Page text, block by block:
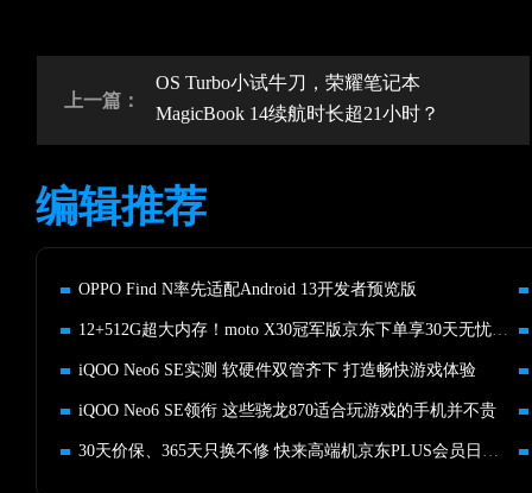
上一篇：
OS Turbo小试牛刀，荣耀笔记本
MagicBook 14续航时长超21小时？
编辑推荐
OPPO Find N率先适配Android 13开发者预览版
12+512G超大内存！moto X30冠军版京东下单享30天无忧退服务
iQOO Neo6 SE实测 软硬件双管齐下 打造畅快游戏体验
iQOO Neo6 SE领衔 这些骁龙870适合玩游戏的手机并不贵
30天价保、365天只换不修 快来高端机京东PLUS会员日买这些手机